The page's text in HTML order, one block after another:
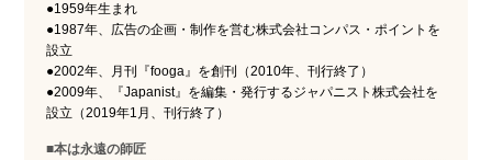
●1959年生まれ
●1987年、広告の企画・制作を営む株式会社コンパス・ポイントを
設立
●2002年、月刊『fooga』を創刊（2010年、刊行終了）
●2009年、『Japanist』を編集・発行するジャパニスト株式会社を
設立（2019年1月、刊行終了）
■本は永遠の師匠